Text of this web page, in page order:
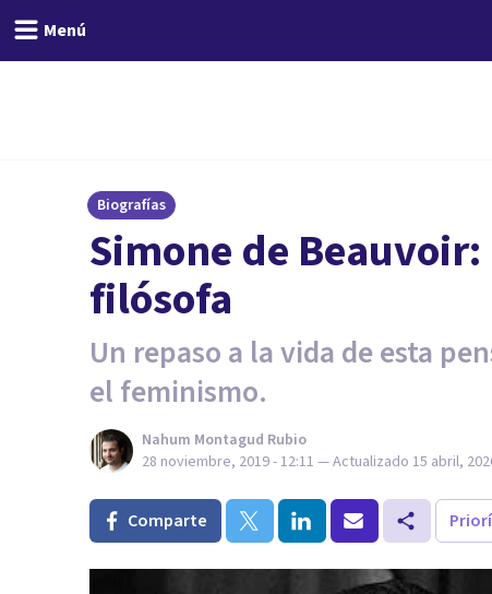
Menú
Biografías
Simone de
filósofa
Un repaso a la vida de esta
el feminismo.
Nahum Montagud Rubio
28 noviembre, 2019 - 12:11 — Actualizado 15 abril,
Comparte